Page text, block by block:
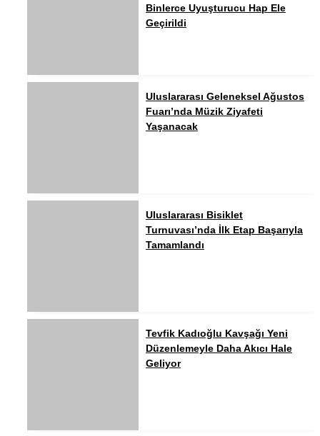
Binlerce Uyuşturucu Hap Ele
Geçirildi
Uluslararası Geleneksel Ağustos
Fuarı’nda Müzik Ziyafeti
Yaşanacak
Uluslararası Bisiklet
Turnuvası’nda İlk Etap Başarıyla
Tamamlandı
Tevfik Kadıoğlu Kavşağı Yeni
Düzenlemeyle Daha Akıcı Hale
Geliyor